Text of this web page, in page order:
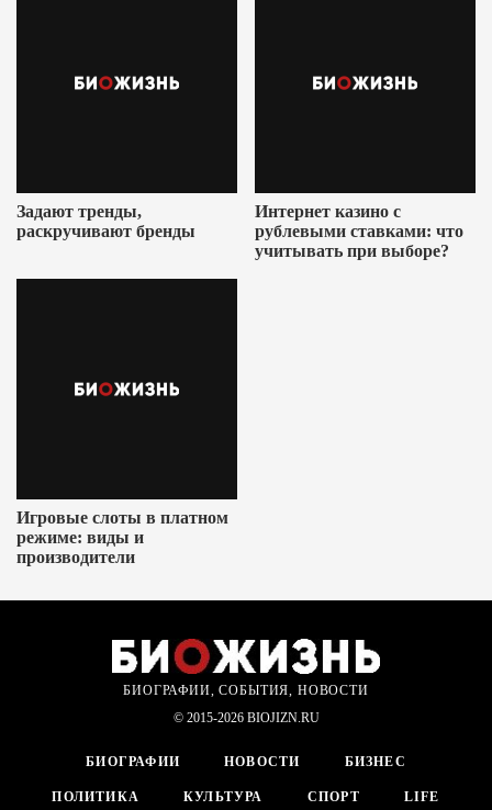
Задают тренды,
раскручивают бренды
Интернет казино с
рублевыми ставками: что
учитывать при выборе?
Игровые слоты в платном
режиме: виды и
производители
БИОГРАФИИ, СОБЫТИЯ, НОВОСТИ
© 2015-2026 BIOJIZN.RU
БИОГРАФИИ НОВОСТИ БИЗНЕС
ПОЛИТИКА КУЛЬТУРА СПОРТ LIFE